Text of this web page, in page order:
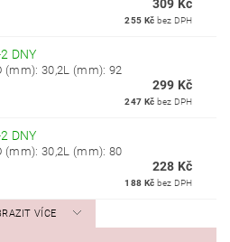
309 Kč
255 Kč bez DPH
DNY
(mm): 30,2L (mm): 92
299 Kč
247 Kč bez DPH
DNY
(mm): 30,2L (mm): 80
228 Kč
188 Kč bez DPH
VÍCE